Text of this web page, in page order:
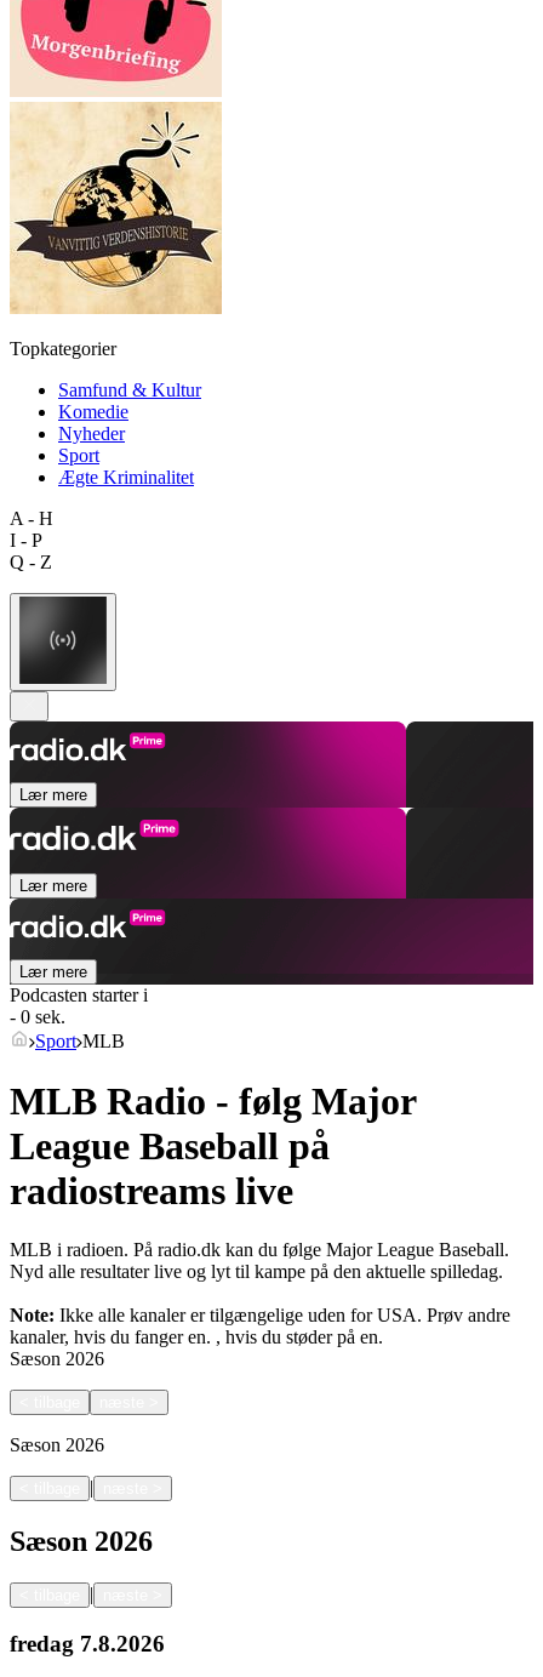
Topkategorier
Samfund & Kultur
Komedie
Nyheder
Sport
Ægte Kriminalitet
A - H
I - P
Q - Z
Lær mere
Lær mere
Lær mere
Podcasten starter i
- 0 sek.
Sport MLB
MLB Radio - følg Major
League Baseball på
radiostreams live
MLB i radioen. På radio.dk kan du følge Major League Baseball.
Nyd alle resultater live og lyt til kampe på den aktuelle spilledag.
Note: Ikke alle kanaler er tilgængelige uden for USA. Prøv andre
kanaler, hvis du fanger en. , hvis du støder på en.
Sæson 2026
Sæson 2026
|
Sæson 2026
|
fredag 7.8.2026